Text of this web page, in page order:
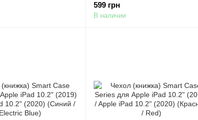
(Серый
10.2" (2020) (Бесцветный /
Черный)
599 грн
В наличии